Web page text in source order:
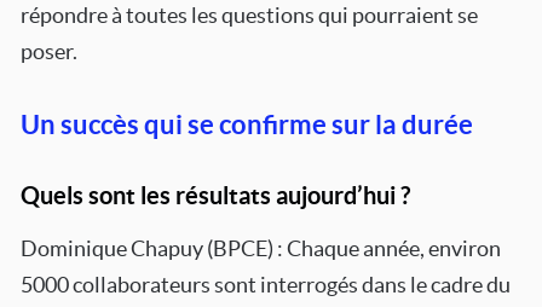
répondre à toutes les questions qui pourraient se
poser.
Un succès qui se confirme sur la durée
Quels sont les résultats aujourd’hui ?
Dominique Chapuy (BPCE) : Chaque année, environ
5000 collaborateurs sont interrogés dans le cadre du